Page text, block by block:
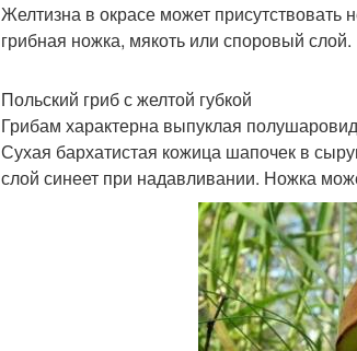
Желтизна в окрасе может присутствовать
грибная ножка, мякоть или споровый слой.
Польский гриб с желтой губкой
Грибам характерна выпуклая
Сухая бархатистая кожица шапочек в
слой синеет при надавливании. Ножка